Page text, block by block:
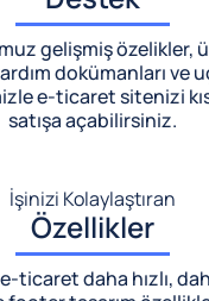
gelişmiş özelikler,
dokümanları ve
e-ticaret sitenizi
satışa açabilirsiniz.
İşinizi Kolaylaştıran
Özellikler
ticaret daha hızlı,